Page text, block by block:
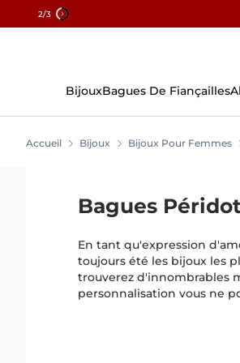
2/3
BijouxBagues De Fiançailles
Accueil Bijoux Bijoux Pour Femmes
Bagues
En tant qu'expression
toujours été les bijoux les
trouverez d'innombrables
personnalisation vous ne